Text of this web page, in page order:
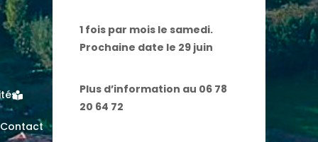
1 fois par mois le samedi.
Prochaine date le 29 juin
Plus d’information au 06 78
20 64 72
Contact